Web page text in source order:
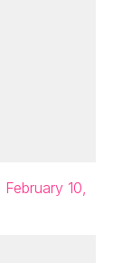
February 10,